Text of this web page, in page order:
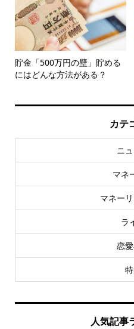
貯金「500万円の壁」貯める
にはどんな方法がある？
カテ
ニ
マネ
マネー
ラ
恋
人気記事